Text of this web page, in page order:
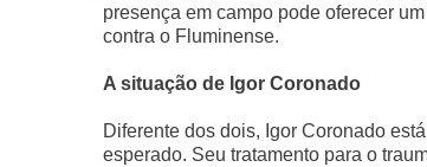
presença em campo pode oferecer
contra o Fluminense.
A situação de Igor Coronado
Diferente dos dois, Igor Coronado
esperado. Seu tratamento para o